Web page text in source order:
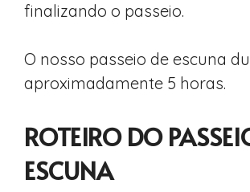
finalizando o passeio.
O nosso passeio de escuna
aproximadamente 5 horas.
ROTEIRO DO
ESCUNA